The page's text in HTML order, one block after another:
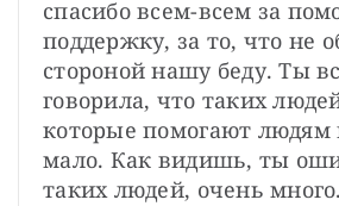
спасибо всем-всем за
поддержку, за то, что не
стороной нашу беду. Ты
говорила, что таких
которые помогают людям
мало. Как видишь, ты
таких людей, очень много.